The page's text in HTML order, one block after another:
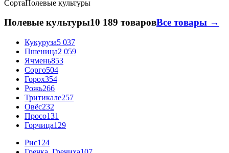
СортаПолевые культуры
Полевые культуры10 189 товаровВсе товары →
Кукуруза5 037
Пшеница2 059
Ячмень853
Сорго504
Горох354
Рожь266
Тритикале257
Овёс232
Просо131
Горчица129
Рис124